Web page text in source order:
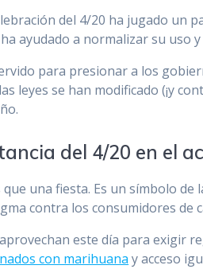
del 4/20 ha jugado un
ayudado a normalizar su uso
para presionar a los
leyes se han modificado (¡y
del 4/20 en el
que una fiesta. Es un símbolo
contra los consumidores de
este día para exigir
con marihuana y acceso